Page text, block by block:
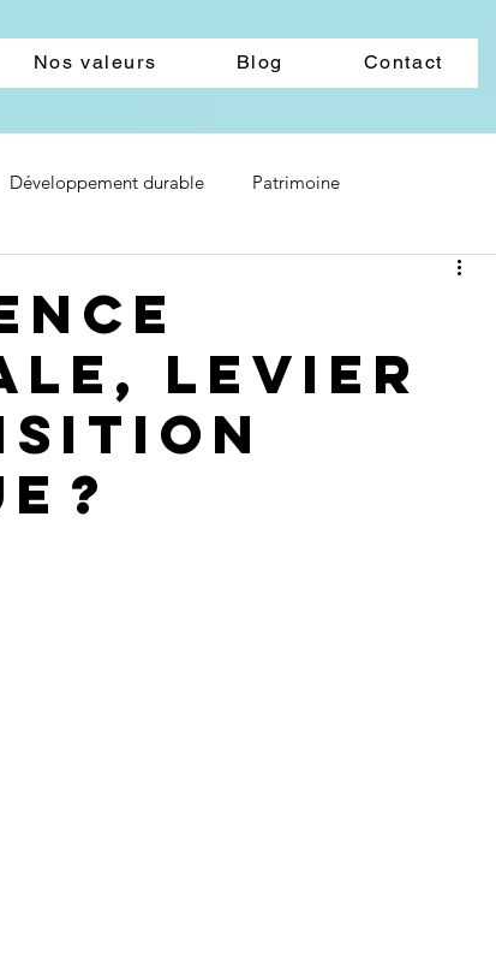
Nos valeurs Blog Contact
Développement durable Patrimoine
levier
?